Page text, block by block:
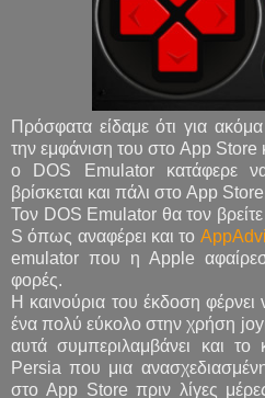
Πρόσφατα είδαμε ότι για
την εμφάνιση του στο App Store
ο DOS Emulator κατάφερε
βρίσκεται και πάλι στο App
Τον DOS Emulator θα τον
S όπως αναφέρει και το
emulator που η Apple
φορές.
Η καινούρια του έκδοση φέρνει
ένα πολύ εύκολο στην χρήση
αυτά συμπεριλαμβάνει και το
Persia που μια
στο App Store πριν λίγες